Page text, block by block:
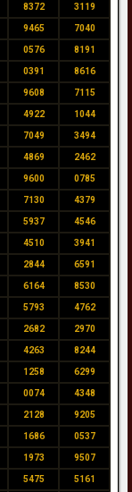
8372 3119
9465 7040
0576 8191
0391 8616
9608 7115
4922 1044
7049 3494
4869 2462
9600 0785
7130 4379
5937 4546
4510 3941
2844 6591
6164 8530
5793 4762
2682 2970
4263 8244
1258 6299
0074 4348
2128 9205
1686 0537
1973 9507
5475 5161